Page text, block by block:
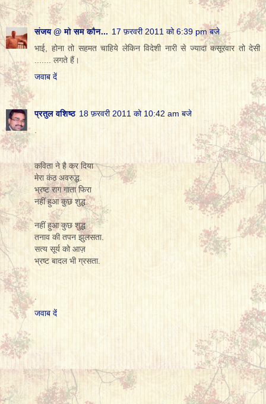
संजय @ मो सम कौन... 17 फ़रवरी 2011 को 6:39 pm बजे
भाई, होना तो सहमत चाहिये लेकिन विदेशी नारी से ज्यादा कसूरवार तो देसी
....... लगते हैं।
जवाब दें
प्रतुल वशिष्ठ 18 फ़रवरी 2011 को 10:42 am बजे
कविता ने है कर दिया
मेरा कंठ अवरुद्ध.
भ्रष्ट राग गाता फिरा
नहीं हुआ कुछ शुद्ध.
नहीं हुआ कुछ शुद्ध
तनाव की तपन झुलसता.
सत्य सूर्य को आज़
भ्रष्ट बादल भी ग्रसता.
जवाब दें